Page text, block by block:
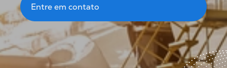
Entre em contato